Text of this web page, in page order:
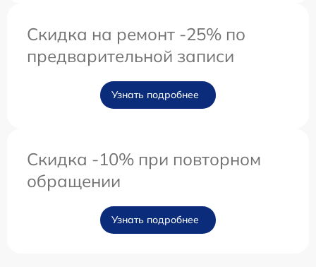
Скидка на ремонт -25% по
предварительной записи
Узнать подробнее
Скидка -10% при повторном
обращении
Узнать подробнее